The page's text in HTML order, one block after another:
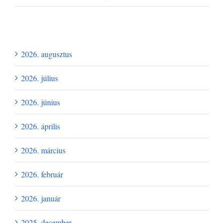
2026. augusztus
2026. július
2026. június
2026. április
2026. március
2026. február
2026. január